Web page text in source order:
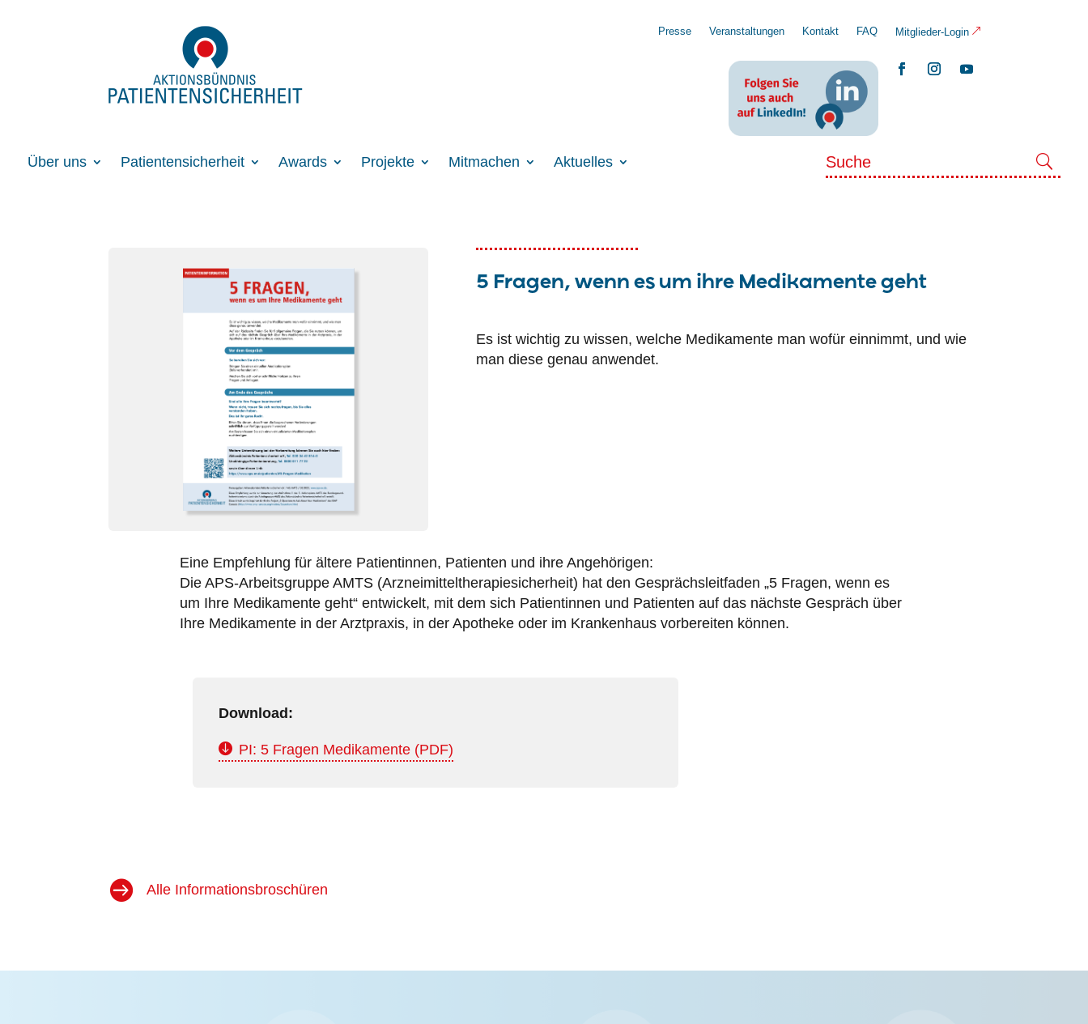
Presse Veranstaltungen Kontakt FAQ Mitglieder-Login
Über uns Patientensicherheit Awards Projekte Mitmachen Aktuelles
5 Fragen, wenn es um ihre Medikamente geht
Es ist wichtig zu wissen, welche Medikamente man wofür einnimmt, und wie
man diese genau anwendet.
Eine Empfehlung für ältere Patientinnen, Patienten und ihre Angehörigen:
Die APS-Arbeitsgruppe AMTS (Arzneimitteltherapiesicherheit) hat den Gesprächsleitfaden „5 Fragen, wenn es
um Ihre Medikamente geht“ entwickelt, mit dem sich Patientinnen und Patienten auf das nächste Gespräch über
Ihre Medikamente in der Arztpraxis, in der Apotheke oder im Krankenhaus vorbereiten können.
Download:
PI: 5 Fragen Medikamente (PDF)
Alle Informationsbroschüren